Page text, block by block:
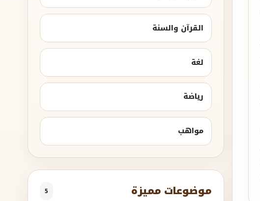
القرآن والسنة
لغة
رياضة
مواهب
موضوعات مميزة 5